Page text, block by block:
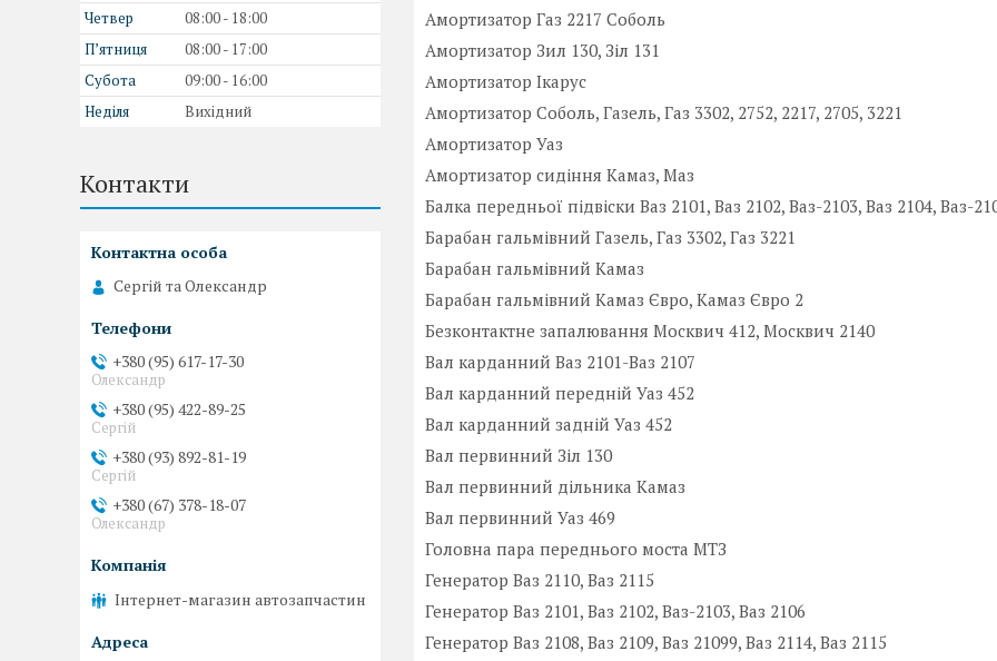
Амортизатор Газ 2217 Соболь
Амортизатор Зил 130, Зіл 131
Амортизатор Ікарус
Амортизатор Соболь, Газель, Газ 3302, 2752, 2217, 2705, 3221
Амортизатор Уаз
Амортизатор сидіння Камаз, Маз
Балка передньої підвіски Ваз 2101, Ваз 2102, Ваз-2103, Ваз 2104, Ваз-
Барабан гальмівний Газель, Газ 3302, Газ 3221
Барабан гальмівний Камаз
Барабан гальмівний Камаз Євро, Камаз Євро 2
Безконтактне запалювання Москвич 412, Москвич 2140
Вал карданний Ваз 2101-Ваз 2107
Вал карданний передній Уаз 452
Вал карданний задній Уаз 452
Вал первинний Зіл 130
Вал первинний дільника Камаз
Вал первинний Уаз 469
Головна пара переднього моста МТЗ
Генератор Ваз 2110, Ваз 2115
Генератор Ваз 2101, Ваз 2102, Ваз-2103, Ваз 2106
Генератор Ваз 2108, Ваз 2109, Ваз 21099, Ваз 2114, Ваз 2115
Четвер
08:00
18:00
Пʼятниця
08:00
17:00
Субота
09:00
16:00
Неділя
Вихідний
Контакти
Сергій та Олександр
+380 (95) 617-17-30
Олександр
+380 (95) 422-89-25
Сергій
+380 (93) 892-81-19
Сергій
+380 (67) 378-18-07
Олександр
Інтернет-магазин автозапчастин